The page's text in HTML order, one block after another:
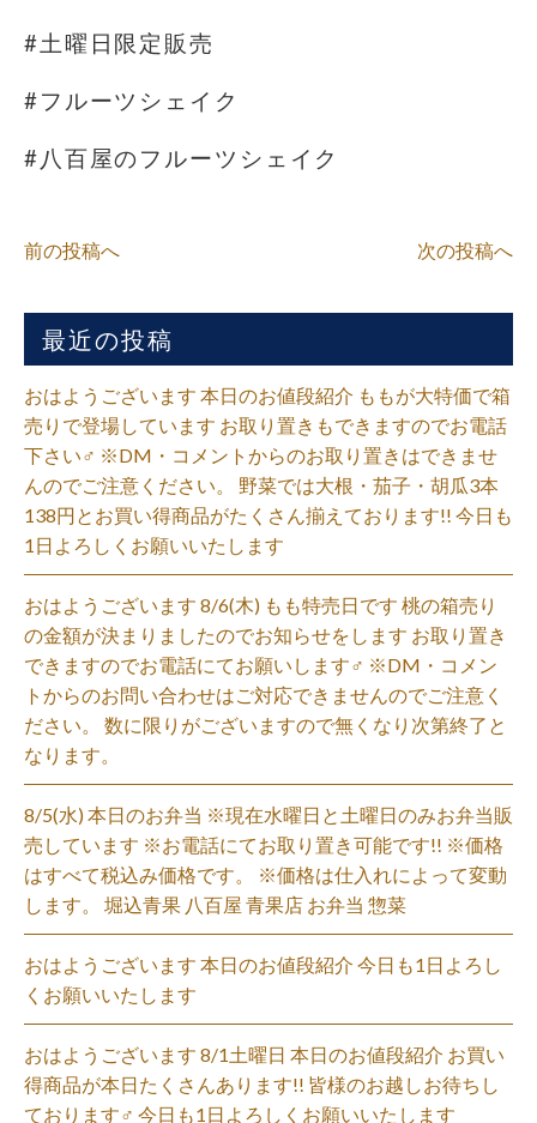
#土曜日限定販売
#フルーツシェイク
#八百屋のフルーツシェイク
前の投稿へ 次の投稿へ
最近の投稿
おはようございます 本日のお値段紹介 ももが大特価で箱
売りで登場しています お取り置きもできますのでお電話
下さい‍♂️ ※DM・コメントからのお取り置きはできませ
んのでご注意ください。 野菜では大根・茄子・胡瓜3本
138円とお買い得商品がたくさん揃えております!! 今日も
1日よろしくお願いいたします
おはようございます 8/6(木) もも特売日です 桃の箱売り
の金額が決まりましたのでお知らせをします お取り置き
できますのでお電話にてお願いします‍♂️ ※DM・コメン
トからのお問い合わせはご対応できませんのでご注意く
ださい。 数に限りがございますので無くなり次第終了と
なります。
8/5(水) 本日のお弁当 ※現在水曜日と土曜日のみお弁当販
売しています ※お電話にてお取り置き可能です!! ※価格
はすべて税込み価格です。 ※価格は仕入れによって変動
します。 堀込青果 八百屋 青果店 お弁当 惣菜
おはようございます 本日のお値段紹介 今日も1日よろし
くお願いいたします
おはようございます 8/1土曜日 本日のお値段紹介 お買い
得商品が本日たくさんあります!! 皆様のお越しお待ちし
ております‍♂️ 今日も1日よろしくお願いいたします